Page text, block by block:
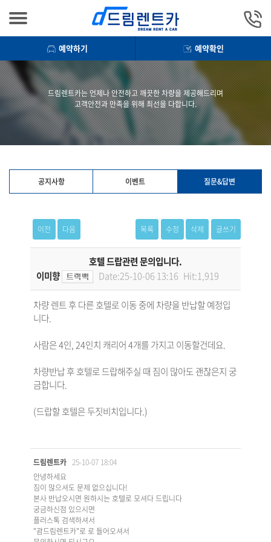
예약하기 예약확인
드림렌트카는 언제나 안전하고 깨끗한 차량을 제공해드리며
고객안전과 만족을 위해 최선을 다합니다.
공지사항 이벤트 질문&답변
이전 다음 목록 수정 삭제 글쓰기
호텔 드랍관련 문의입니다.
이미향
Date:25-10-06 13:16 Hit:1,919
차량 렌트 후 다른 호텔로 이동 중에 차량을 반납할 예정입
니다.
사람은 4인, 24인치 캐리어 4개를 가지고 이동할건데요.
차량반납 후 호텔로 드랍해주실 때 짐이 많아도 괜찮은지 궁
금합니다.
(드랍할 호텔은 두짓비치입니다.)
드림렌트카 25-10-07 18:04
안녕하세요
짐이 많으셔도 문제 없으십니다!
본사 반납오시면 원하시는 호텔로 모셔다 드립니다
궁금하신점 있으시면
플러스톡 검색하셔서
"괌드림렌트카"로 로 들어오셔서